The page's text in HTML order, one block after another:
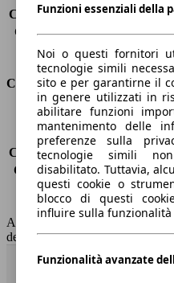
Capacità di traino (senza
Capacità di traino (con freni)
Volume del bagagliaio
Consumi
Emissioni di CO2*
-
Consumo (urbano)
-
Consumo (extra-urbano)
Consumo (combinato)* -
Classe di emissione
Capacità del serbatoio
65 l
AutoScout24 non si assume
dei dati.
Funzioni essenziali della
Noi o questi fornitori
tecnologie simili
sito e per garantirne il
in genere utilizzati in
abilitare funzioni
mantenimento delle
preferenze sulla
tecnologie simili
disabilitato. Tuttavia,
questi cookie o
blocco di questi
influire sulla funzionalità
Funzionalità avanzate